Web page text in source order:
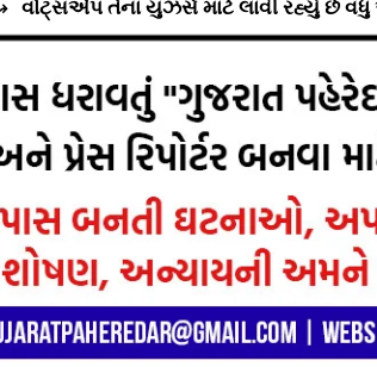
તેના યુઝર્સ માટે લાવી રહ્યું છે વધુ એક